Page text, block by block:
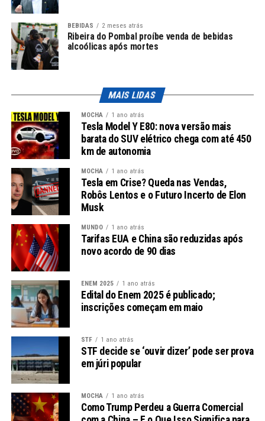
vez em 21 meses
Detalhes do Financiamento
Ao longo de um período de três anos, a MIGA
programa. O primeiro desembolso, imediato, será deUS$
350 milhões. Diversas instituições financeiras, como o
Banco Bilbao Vizcaya Argentaria (BBVA)e oHSBC
Bank, estão envolvidas nesse processo financeiro.
Garantias Que Reduzem Riscos
Um dos pontos altos dessa operação é a garantia de até
95% fornecida pela MIGA, que eleva a classificação de
risco da operação para
muito baixa em relação a inadimplências. Esta garantia
permite ao Banco do Brasil não apenas ampliar a oferta
de linhas de crédito em moeda estrangeira, mas também
diversificar as suas fontes de recurso.
Conforme esclarece a instituição financeira, essa
estratégia é crucial para potenciar o desenvolvimento
exterior, contribuindo assim para a saúde dasmicro,
pequenas e médias empresas
— um setor que
representa
A Importância das MPMEs na Economia
BEBIDAS 2 meses atrás
Ribeira do Pombal proíbe venda de bebidas
alcoólicas após mortes
MAIS LIDAS
MOCHA 1 ano atrás
Tesla Model Y E80: nova versão mais
barata do SUV elétrico chega com até 450
km de autonomia
MOCHA 1 ano atrás
Tesla em Crise? Queda nas Vendas,
Robôs Lentos e o Futuro Incerto de Elon
Musk
MUNDO 1 ano atrás
Tarifas EUA e China são reduzidas após
novo acordo de 90 dias
ENEM 2025 1 ano atrás
Edital do Enem 2025 é publicado;
inscrições começam em maio
STF 1 ano atrás
STF decide se ‘ouvir dizer’ pode ser prova
em júri popular
MOCHA 1 ano atrás
Como Trump Perdeu a Guerra Comercial